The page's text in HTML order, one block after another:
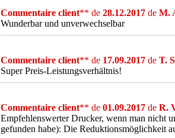
Commentaire client** de 28.12.2017 de M.
Wunderbar und unverwechselbar
Commentaire client** de 17.09.2017 de T.
Super Preis-Leistungsverhältnis!
Commentaire client** de 01.09.2017 de R.
Empfehlenswerter Drucker, wenn man nicht
gefunden habe): Die Reduktionsmöglichkeit